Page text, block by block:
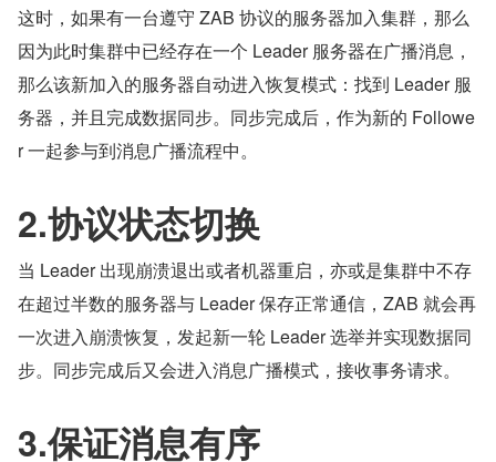
这时，如果有一台遵守 ZAB 协议的服务器加入集群，那么
因为此时集群中已经存在一个 Leader 服务器在广播消息，
那么该新加入的服务器自动进入恢复模式：找到 Leader 服
务器，并且完成数据同步。同步完成后，作为新的 Followe
r 一起参与到消息广播流程中。
2.协议状态切换
当 Leader 出现崩溃退出或者机器重启，亦或是集群中不存
在超过半数的服务器与 Leader 保存正常通信，ZAB 就会再
一次进入崩溃恢复，发起新一轮 Leader 选举并实现数据同
步。同步完成后又会进入消息广播模式，接收事务请求。
3.保证消息有序